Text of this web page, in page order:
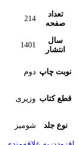
تعداد
صفحه
214
سال
انتشار
1401
نوبت چاپ دوم
قطع کتاب وزیری
نوع جلد شومیز